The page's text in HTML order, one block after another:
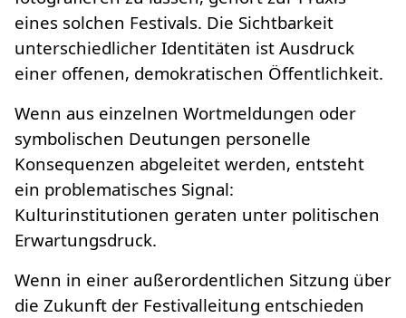
eines solchen Festivals. Die Sichtbarkeit
unterschiedlicher Identitäten ist Ausdruck
einer offenen, demokratischen Öffentlichkeit.
Wenn aus einzelnen Wortmeldungen oder
symbolischen Deutungen personelle
Konsequenzen abgeleitet werden, entsteht
ein problematisches Signal:
Kulturinstitutionen geraten unter politischen
Erwartungsdruck.
Wenn in einer außerordentlichen Sitzung über
die Zukunft der Festivalleitung entschieden